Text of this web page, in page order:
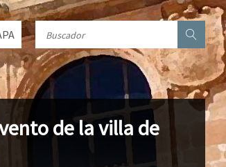
de la villa de